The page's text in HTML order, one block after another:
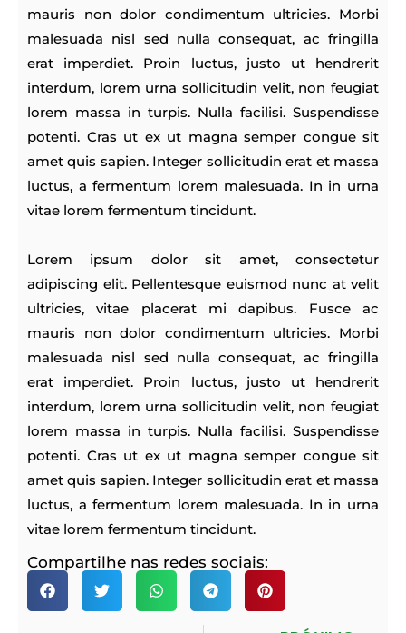
mauris non dolor condimentum ultricies. Morbi
malesuada nisl sed nulla consequat, ac fringilla
erat imperdiet. Proin luctus, justo ut hendrerit
interdum, lorem urna sollicitudin velit, non feugiat
lorem massa in turpis. Nulla facilisi. Suspendisse
potenti. Cras ut ex ut magna semper congue sit
amet quis sapien. Integer sollicitudin erat et massa
luctus, a fermentum lorem malesuada. In in urna
vitae lorem fermentum tincidunt.
Lorem ipsum dolor sit amet, consectetur
adipiscing elit. Pellentesque euismod nunc at velit
ultricies, vitae placerat mi dapibus. Fusce ac
mauris non dolor condimentum ultricies. Morbi
malesuada nisl sed nulla consequat, ac fringilla
erat imperdiet. Proin luctus, justo ut hendrerit
interdum, lorem urna sollicitudin velit, non feugiat
lorem massa in turpis. Nulla facilisi. Suspendisse
potenti. Cras ut ex ut magna semper congue sit
amet quis sapien. Integer sollicitudin erat et massa
luctus, a fermentum lorem malesuada. In in urna
vitae lorem fermentum tincidunt.
Compartilhe nas redes sociais: